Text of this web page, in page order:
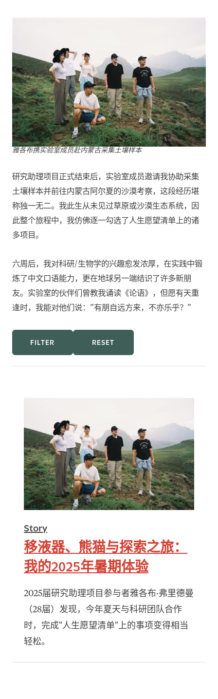
雅各布携实验室成员赴内蒙古采集土壤样本
研究助理项目正式结束后，实验室成员邀请我协助采集
土壤样本并前往内蒙古阿尔夏的沙漠考察，这段经历堪
称独一无二。我此生从未见过草原或沙漠生态系统，因
此整个旅程中，我仿佛逐一勾选了人生愿望清单上的诸
多项目。
六周后，我对科研/生物学的兴趣愈发浓厚，在实践中锻
炼了中文口语能力，更在地球另一端结识了许多新朋
友。实验室的伙伴们曾教我诵读《论语》，但愿有天重
逢时，我能对他们说：”有朋自远方来，不亦乐乎？”
FILTER RESET
Story
移液器、熊猫与探索之旅：
我的2025年暑期体验
2025届研究助理项目参与者雅各布·弗里德曼
（28届）发现，今年夏天与科研团队合作
时，完成"人生愿望清单"上的事项变得相当
轻松。